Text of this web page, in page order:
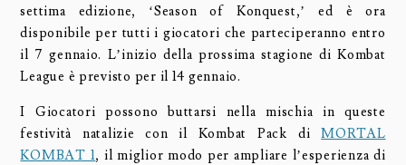
settima edizione, ‘Season of Konquest,’ ed è ora
disponibile per tutti i giocatori che parteciperanno entro
il 7 gennaio. L’inizio della prossima stagione di Kombat
League è previsto per il 14 gennaio.
I Giocatori possono buttarsi nella mischia in queste
festività natalizie con il Kombat Pack diMORTAL
KOMBAT 1, il miglior modo per ampliare l’esperienza di